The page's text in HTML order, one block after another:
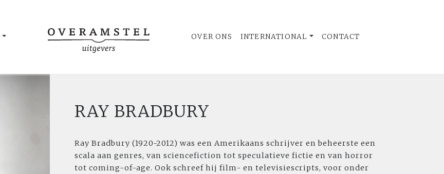
OVER ONS INTERNATIONAL CONTACT
RAY BRADBURY
Ray Bradbury (1920-2012) was een Amerikaans schrijver en beheerste een
scala aan genres, van sciencefiction tot speculatieve fictie en van horror
tot coming-of-age. Ook schreef hij film- en televisiescripts, voor onder